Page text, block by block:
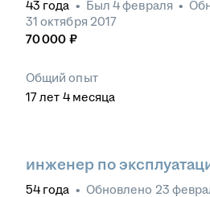
43 года • Был 4 февраля •
31 октября 2017
70 000 ₽
Общий опыт
17лет 4 месяца
инженер по
54 года • Обновлено 23